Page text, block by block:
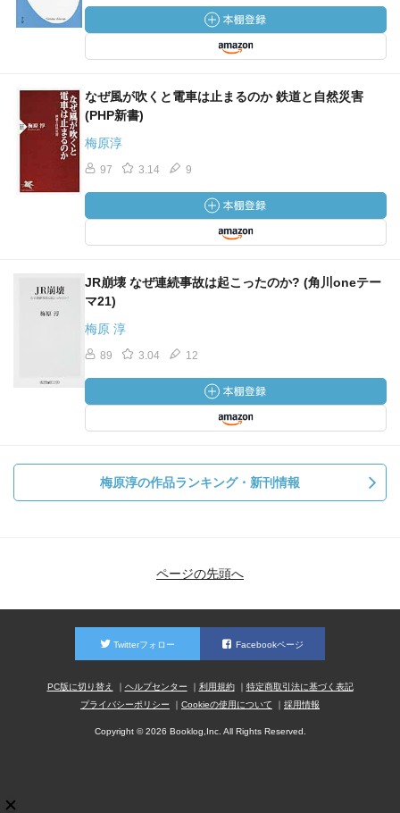
なぜ風が吹くと電車は止まるのか 鉄道と自然災害
(PHP新書)
梅原淳
97 3.14 9
JR崩壊 なぜ連続事故は起こったのか? (角川oneテー
マ21)
梅原 淳
89 3.04 12
梅原淳の作品ランキング・新刊情報
ページの先頭へ
Twitterフォロー Facebookページ
PC版に切り替え ヘルプセンター 利用規約
特定商取引法に基づく表記
プライバシーポリシー
Cookieの使用について 採用情報
Copyright © 2026 Booklog,Inc. All Rights Reserved.